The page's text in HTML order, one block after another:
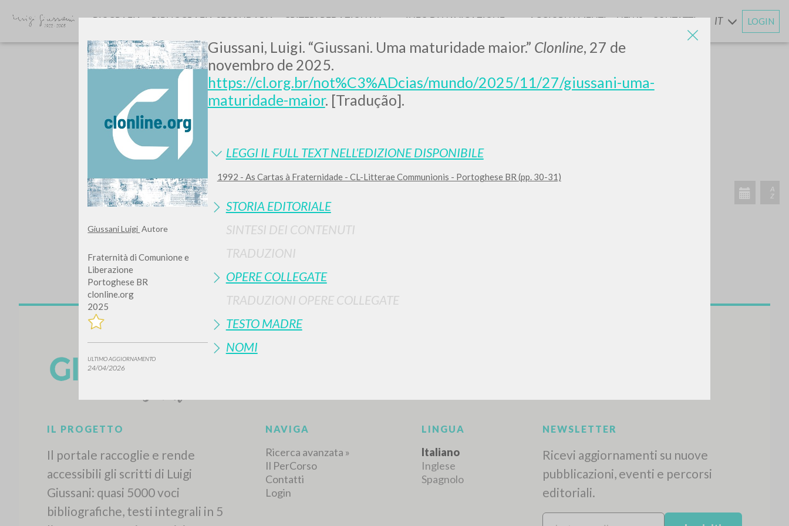
Giussani Luigi Autore
Fraternità di Comunione e
Liberazione
Portoghese BR
clonline.org
2025
ULTIMO AGGIORNAMENTO
24/04/2026
Giussani, Luigi. “Giussani. Uma maturidade maior.” Clonline, 27 de
novembro de 2025.
https://cl.org.br/not%C3%ADcias/mundo/2025/11/27/giussani-uma-
maturidade-maior. [Tradução].
LEGGI IL FULL TEXT NELL'EDIZIONE DISPONIBILE
1992 - As Cartas à Fraternidade - CL-Litterae Communionis - Portoghese BR (pp. 30-31)
STORIA EDITORIALE
SINTESI DEI CONTENUTI
TRADUZIONI
OPERE COLLEGATE
TRADUZIONI OPERE COLLEGATE
TESTO MADRE
NOMI
LUIGI
GIUSSANI
scritti
BIOGRAFIA BIBLIOGRAFIA SECONDARIA CRITERI REDAZIONALI INFO DI NAVIGAZIONE AGGIORNAMENTIENEWS CONTATTI IT LOGIN
TIPOLOGIA OPERA LINGUA ATTIVITÀ RECENTI